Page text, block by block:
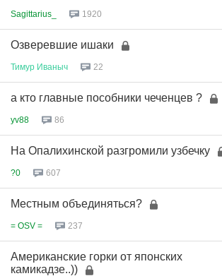
Sagittarius_ 1920
Озверевшие ишаки
Тимур Иваныч 22
а кто главные пособники чеченцев ?
yv88 86
На Опалихинской разгромили узбечку
?0 607
Местным объединяться?
= OSV = 237
Американские горки от японских
камикадзе..))